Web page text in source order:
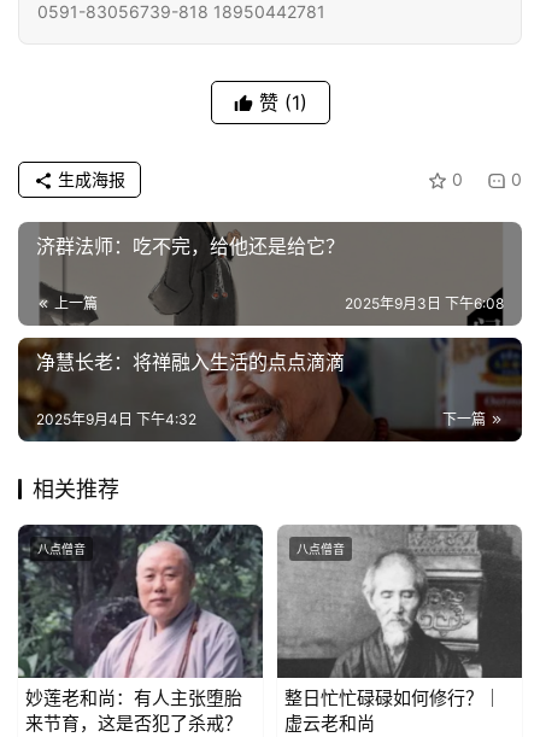
0591-83056739-818 18950442781
赞 (1)
0 0
生成海报
济群法师：吃不完，给他还是给它？
上一篇 2025年9月3日 下午6:08
净慧长老：将禅融入生活的点点滴滴
下一篇
2025年9月4日 下午4:32
相关推荐
八点僧音
妙莲老和尚：有人主张堕胎
来节育，这是否犯了杀戒？
八点僧音
整日忙忙碌碌如何修行？｜
虚云老和尚